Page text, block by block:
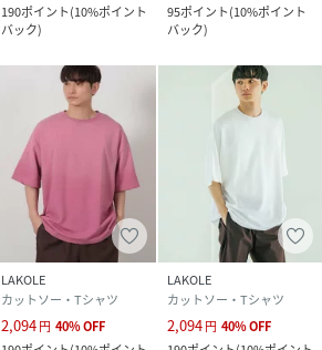
190ポイント(10%ポイント
バック)
95ポイント(10%ポイント
バック)
LAKOLE
カットソー・Tシャツ
2,094円 40%OFF
LAKOLE
カットソー・Tシャツ
2,094円 40%OFF